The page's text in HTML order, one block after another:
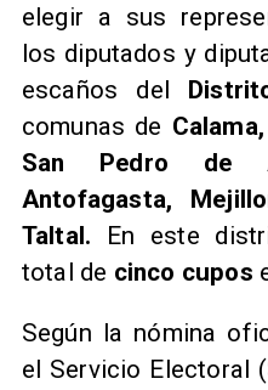
elegir a sus
los diputados y
escaños del
comunas de
San Pedro de
Antofagasta,
Taltal. En este
total de cinco cupos
Según la nómina
el Servicio Electoral